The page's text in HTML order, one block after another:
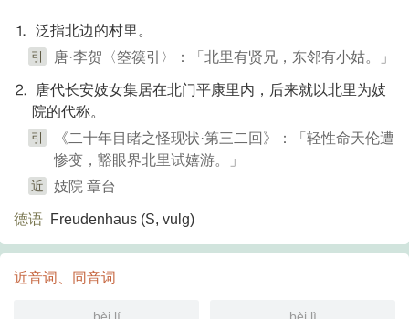
⒈ 泛指北边的村里。
引 唐·李贺〈箜篌引〉：「北里有贤兄，东邻有小姑。」
⒉ 唐代长安妓女集居在北门平康里内，后来就以北里为妓
院的代称。
引
《二十年目睹之怪现状·第三二回》：「轻性命天伦遭
惨变，豁眼界北里试嬉游。」
近 妓院 章台
德语 Freudenhaus (S, vulg)​
近音词、同音词